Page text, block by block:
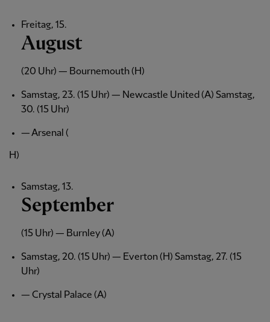
Freitag, 15.
August
(20 Uhr) — Bournemouth (H)
Samstag, 23. (15 Uhr) — Newcastle United (A) Samstag,
30. (15 Uhr)
— Arsenal (
H)
Samstag, 13.
September
(15 Uhr) — Burnley (A)
Samstag, 20. (15 Uhr) — Everton (H) Samstag, 27. (15
Uhr)
— Crystal Palace (A)